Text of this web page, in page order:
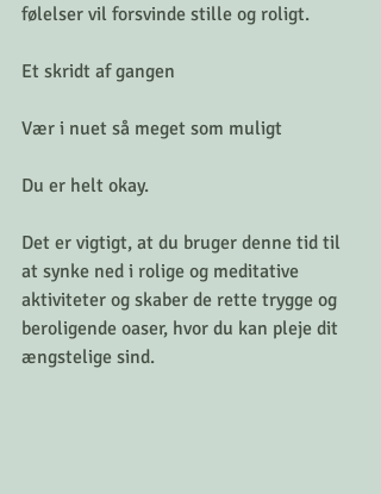
følelser vil forsvinde stille og roligt.
Et skridt af gangen
Vær i nuet så meget som muligt
Du er helt okay.
Det er vigtigt, at du bruger denne tid til
at synke ned i rolige og meditative
aktiviteter og skaber de rette trygge og
beroligende oaser, hvor du kan pleje dit
ængstelige sind.